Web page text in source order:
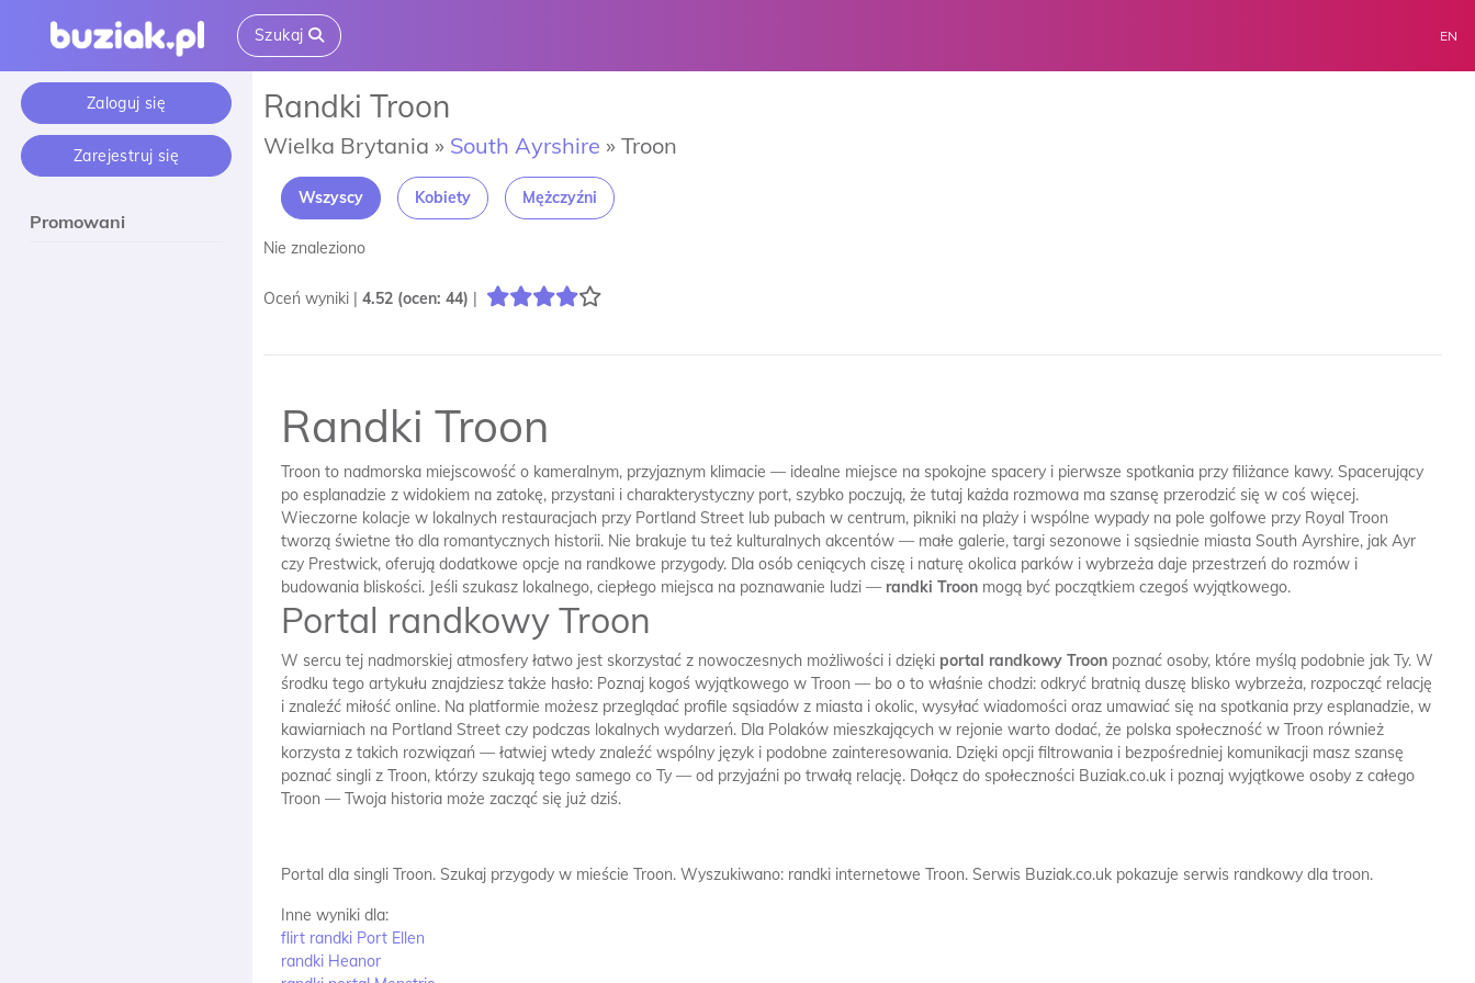
Szukaj EN
Zaloguj się
Zarejestruj się
Promowani
Randki Troon
Wielka Brytania » South Ayrshire » Troon
Wszyscy Kobiety Mężczyźni
Nie znaleziono
Oceń wyniki | 4.52 (ocen: 44) |
Randki Troon
Troon to nadmorska miejscowość o kameralnym, przyjaznym klimacie — idealne miejsce na spokojne spacery i pierwsze spotkania przy filiżance kawy. Spacerujący
po esplanadzie z widokiem na zatokę, przystani i charakterystyczny port, szybko poczują, że tutaj każda rozmowa ma szansę przerodzić się w coś więcej.
Wieczorne kolacje w lokalnych restauracjach przy Portland Street lub pubach w centrum, pikniki na plaży i wspólne wypady na pole golfowe przy Royal Troon
tworzą świetne tło dla romantycznych historii. Nie brakuje tu też kulturalnych akcentów — małe galerie, targi sezonowe i sąsiednie miasta South Ayrshire, jak Ayr
czy Prestwick, oferują dodatkowe opcje na randkowe przygody. Dla osób ceniących ciszę i naturę okolica parków i wybrzeża daje przestrzeń do rozmów i
budowania bliskości. Jeśli szukasz lokalnego, ciepłego miejsca na poznawanie ludzi — randki Troon mogą być początkiem czegoś wyjątkowego.
Portal randkowy Troon
W sercu tej nadmorskiej atmosfery łatwo jest skorzystać z nowoczesnych możliwości i dzięki portal randkowy Troon poznać osoby, które myślą podobnie jak Ty. W
środku tego artykułu znajdziesz także hasło: Poznaj kogoś wyjątkowego w Troon — bo o to właśnie chodzi: odkryć bratnią duszę blisko wybrzeża, rozpocząć relację
i znaleźć miłość online. Na platformie możesz przeglądać profile sąsiadów z miasta i okolic, wysyłać wiadomości oraz umawiać się na spotkania przy esplanadzie, w
kawiarniach na Portland Street czy podczas lokalnych wydarzeń. Dla Polaków mieszkających w rejonie warto dodać, że polska społeczność w Troon również
korzysta z takich rozwiązań — łatwiej wtedy znaleźć wspólny język i podobne zainteresowania. Dzięki opcji filtrowania i bezpośredniej komunikacji masz szansę
poznać singli z Troon, którzy szukają tego samego co Ty — od przyjaźni po trwałą relację. Dołącz do społeczności Buziak.co.uk i poznaj wyjątkowe osoby z całego
Troon — Twoja historia może zacząć się już dziś.
Portal dla singli Troon. Szukaj przygody w mieście Troon. Wyszukiwano: randki internetowe Troon. Serwis Buziak.co.uk pokazuje serwis randkowy dla troon.
Inne wyniki dla:
flirt randki Port Ellen
randki Heanor